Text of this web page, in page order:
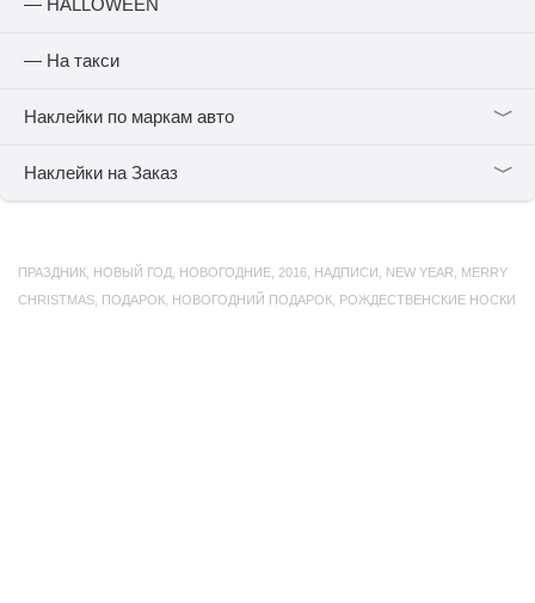
— HALLOWEEN
— На такси
Наклейки по маркам авто ﹀
Наклейки на Заказ ﹀
ПРАЗДНИК НОВЫЙ ГОД НОВОГОДНИЕ 2016 НАДПИСИ NEW YEAR
MERRY
CHRISTMAS ПОДАРОК НОВОГОДНИЙ ПОДАРОК РОЖДЕСТВЕНСКИЕ НОСКИ